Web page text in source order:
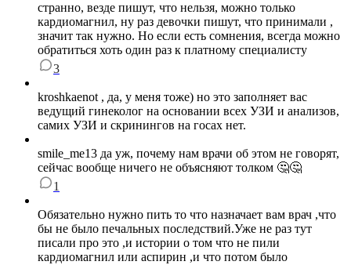
странно, везде пишут, что нельзя, можно только
кардиомагнил, ну раз девочки пишут, что принимали ,
значит так нужно. Но если есть сомнения, всегда можно
обратиться хоть один раз к платному специалисту
3
kroshkaenot , да, у меня тоже) но это заполняет вас
ведущий гинеколог на основании всех УЗИ и анализов,
самих УЗИ и скринингов на госах нет.
smile_me13 да уж, почему нам врачи об этом не говорят,
сейчас вообще ничего не объясняют толком 🤔🤔
1
Обязательно нужно пить то что назначает вам врач ,что
бы не было печальных последствий.Уже не раз тут
писали про это ,и истории о том что не пили
кардиомагнил или аспирин ,и что потом было